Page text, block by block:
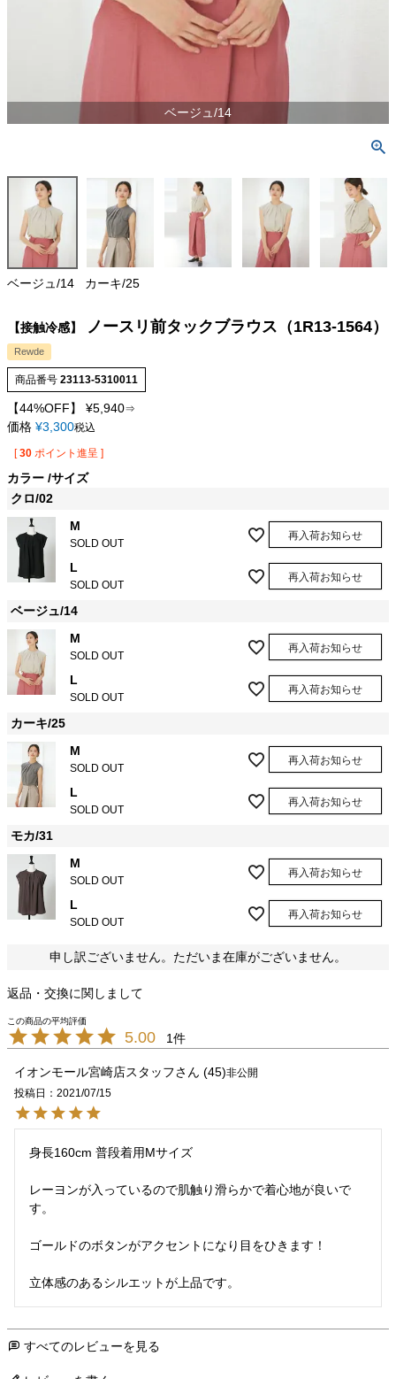
ベージュ/14
ベージュ/14 カーキ/25
【接触冷感】 ノースリ前タックブラウス（1R13-1564）
Rewde
商品番号 23113-5310011
【44%OFF】 ¥5,940⇒
価格 ¥3,300税込
[ 30 ポイント進呈 ]
カラー サイズ
クロ/02
M
SOLD OUT
再入荷お知らせ
L
SOLD OUT
再入荷お知らせ
ベージュ/14
M
SOLD OUT
再入荷お知らせ
L
SOLD OUT
再入荷お知らせ
カーキ/25
M
SOLD OUT
再入荷お知らせ
L
SOLD OUT
再入荷お知らせ
モカ/31
M
SOLD OUT
再入荷お知らせ
L
SOLD OUT
再入荷お知らせ
申し訳ございません。ただいま在庫がございません。
返品・交換に関しまして
5.00 1
イオンモール宮崎店スタッフ 45 非公開
投稿日
2021/07/15
身長160cm 普段着用Mサイズ
レーヨンが入っているので肌触り滑らかで着心地が良いで
す。
ゴールドのボタンがアクセントになり目をひきます！
立体感のあるシルエットが上品です。
すべてのレビューを見る